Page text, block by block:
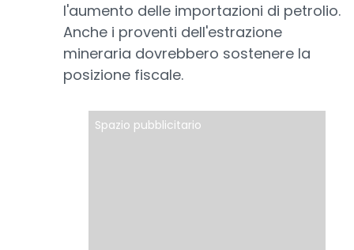
l'aumento delle importazioni di petrolio.
Anche i proventi dell'estrazione
mineraria dovrebbero sostenere la
posizione fiscale.
Spazio pubblicitario